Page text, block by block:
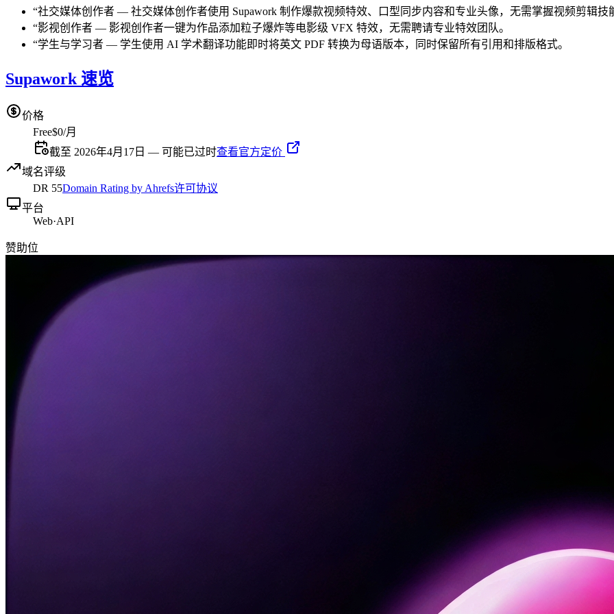
“社交媒体创作者 — 社交媒体创作者使用 Supawork 制作爆款视频特效、口型同步内容和专业头像，无需掌握视频剪辑技
“影视创作者 — 影视创作者一键为作品添加粒子爆炸等电影级 VFX 特效，无需聘请专业特效团队。
“学生与学习者 — 学生使用 AI 学术翻译功能即时将英文 PDF 转换为母语版本，同时保留所有引用和排版格式。
Supawork 速览
价格
Free$0/月
截至 2026年4月17日 — 可能已过时查看官方定价
域名评级
DR 55Domain Rating by Ahrefs许可协议
平台
Web·API
赞助位